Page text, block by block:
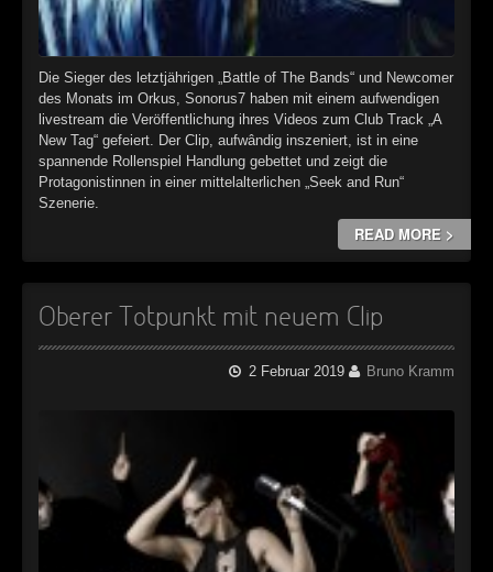
Die Sieger des letztjährigen „Battle of The Bands“ und Newcomer
des Monats im Orkus, Sonorus7 haben mit einem aufwendigen
livestream die Veröffentlichung ihres Videos zum Club Track „A
New Tag“ gefeiert. Der Clip, aufwândig inszeniert, ist in eine
spannende Rollenspiel Handlung gebettet und zeigt die
Protagonistinnen in einer mittelalterlichen „Seek and Run“
Szenerie.
READ MORE >
Oberer Totpunkt mit neuem Clip
2 Februar 2019 Bruno Kramm